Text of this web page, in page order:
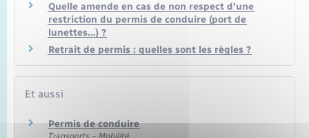
Quelle amende en cas de non respect d'une
restriction du permis de conduire (port de
lunettes…) ?
Retrait de permis : quelles sont les règles ?
Et aussi
Permis de conduire
Transports – Mobilité